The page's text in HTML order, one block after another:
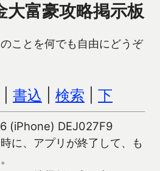
大富豪攻略掲示板
ことを何でも自由にどうぞ
書込 検索 下
(iPhone) DEJ027F9
に、アプリが終了して、も